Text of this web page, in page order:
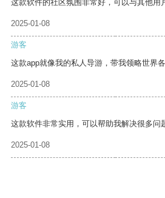
这款软件的社区氛围非常好，可以与其他用
2025-01-08
游客
这款app就像我的私人导游，带我领略世界各
2025-01-08
游客
这款软件非常实用，可以帮助我解决很多问
2025-01-08